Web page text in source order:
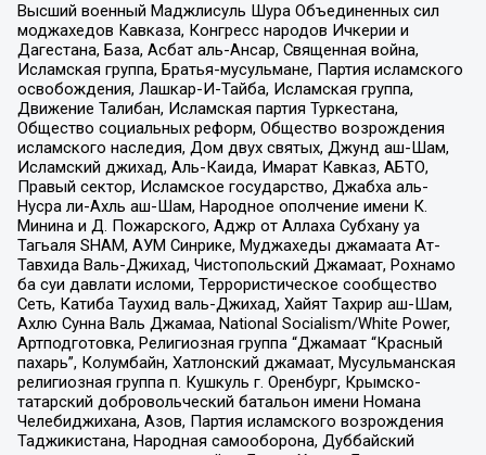
Высший военный Маджлисуль Шура Объединенных сил
моджахедов Кавказа, Конгресс народов Ичкерии и
Дагестана, База, Асбат аль-Ансар, Священная война,
Исламская группа, Братья-мусульмане, Партия исламского
освобождения, Лашкар-И-Тайба, Исламская группа,
Движение Талибан, Исламская партия Туркестана,
Общество социальных реформ, Общество возрождения
исламского наследия, Дом двух святых, Джунд аш-Шам,
Исламский джихад, Аль-Каида, Имарат Кавказ, АБТО,
Правый сектор, Исламское государство, Джабха аль-
Нусра ли-Ахль аш-Шам, Народное ополчение имени К.
Минина и Д. Пожарского, Аджр от Аллаха Субхану уа
Тагьаля SHAM, АУМ Синрике, Муджахеды джамаата Ат-
Тавхида Валь-Джихад, Чистопольский Джамаат, Рохнамо
ба суи давлати исломи, Террористическое сообщество
Сеть, Катиба Таухид валь-Джихад, Хайят Тахрир аш-Шам,
Ахлю Сунна Валь Джамаа, National Socialism/White Power,
Артподготовка, Религиозная группа “Джамаат “Красный
пахарь”, Колумбайн, Хатлонский джамаат, Мусульманская
религиозная группа п. Кушкуль г. Оренбург, Крымско-
татарский добровольческий батальон имени Номана
Челебиджихана, Азов, Партия исламского возрождения
Таджикистана, Народная самооборона, Дуббайский